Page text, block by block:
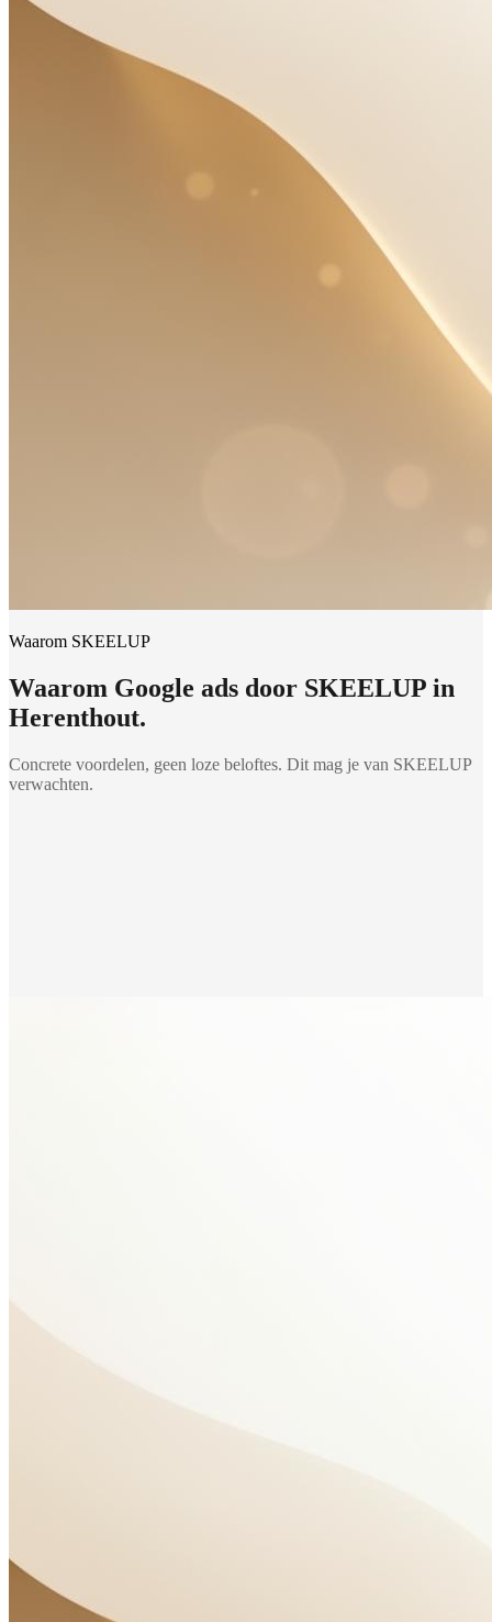
Waarom SKEELUP
Waarom Google ads door SKEELUP in
Herenthout.
Concrete voordelen, geen loze beloftes. Dit mag je van SKEELUP
verwachten.